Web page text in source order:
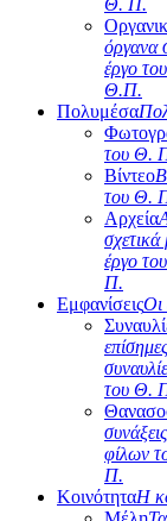
Θ. Π.
όργανα
έργο του
Θ.Π.
Πολυμέσα
του Θ.
Βίντεο
του Θ.
Αρχεία
σχετικά
έργο
Π.
ΕμφανίσειςΟι
του Θ.
φίλων
Π.
ΚοινότηταΗ